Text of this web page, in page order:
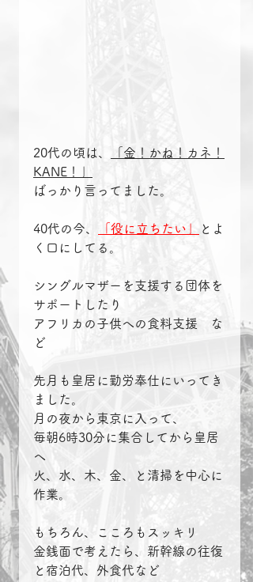
20代の頃は、
「金！かね！カネ！
KANE！」
ばっかり言ってました。
40代の今、 「役に立ちたい」
とよ
く口にしてる。
シングルマザーを支援する団体を
サポートしたり
アフリカの子供への食料支援　な
ど
先月も皇居に勤労奉仕にいってき
ました。
月の夜から東京に入って、
毎朝6時30分に集合してから皇居
へ
火、水、木、金、と清掃を中心に
作業。
もちろん、こころもスッキリ
金銭面で考えたら、新幹線の往復
と宿泊代、外食代など